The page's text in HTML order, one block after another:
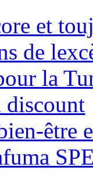
et
de
la
discount
être